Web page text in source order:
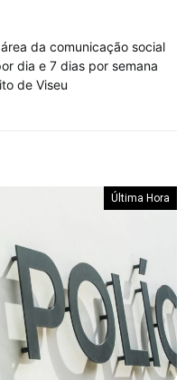
da comunicação social
dia e 7 dias por semana
de Viseu
Última Hora